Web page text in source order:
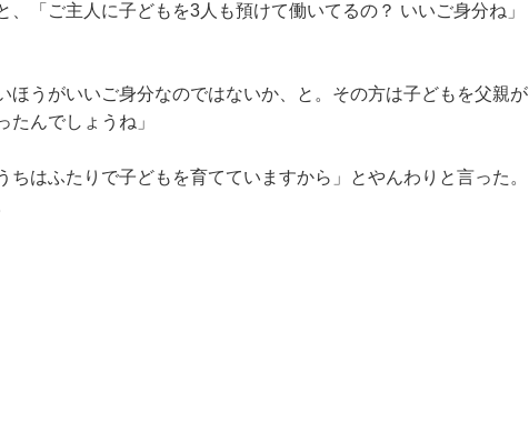
、「ご主人に子どもを3人も預けて働いてるの？ いいご身分ね」
ほうがいいご身分なのではないか、と。その方は子どもを父親が
んでしょうね」
はふたりで子どもを育てていますから」とやんわりと言った。